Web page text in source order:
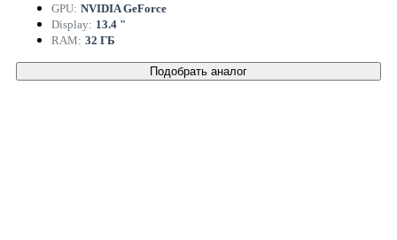
GPU: NVIDIA GeForce
Display: 13.4 "
RAM: 32 ГБ
Подобрать аналог